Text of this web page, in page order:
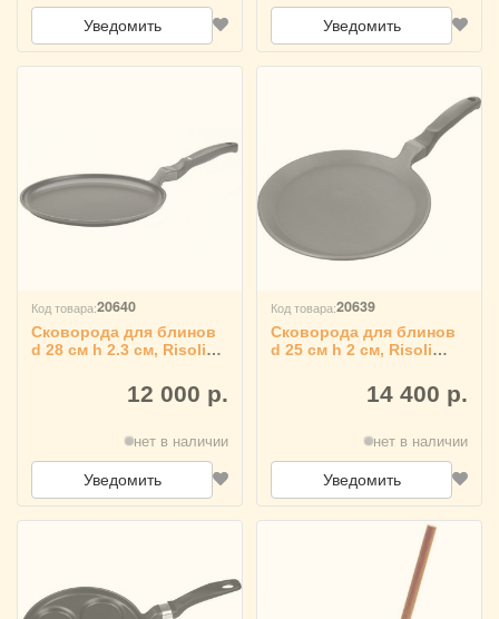
Уведомить Уведомить
Код товара:20640
Сковорода для блинов
d 28 см h 2.3 см, Risoli
12 000 р.
нет в наличии
Уведомить
Код товара:20639
Сковорода для блинов
d 25 см h 2 см, Risoli
14 400 р.
нет в наличии
Уведомить